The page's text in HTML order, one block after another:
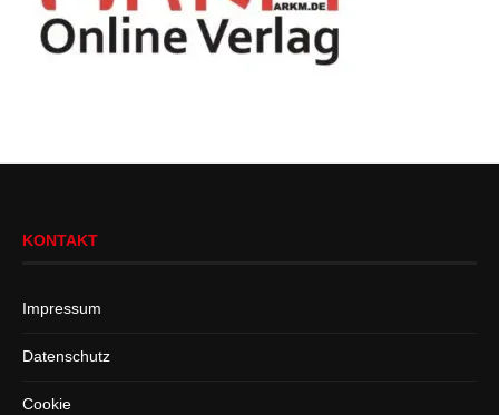
KONTAKT
Impressum
Datenschutz
Cookie